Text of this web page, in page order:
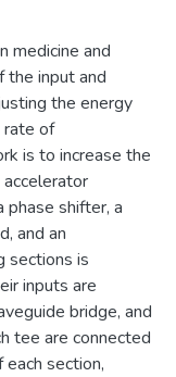
развитии и
у студентов
в избранной
саморазвития.
medicine and
the input and
the energy
rate of
is to increase the
phase shifter, a
and an
sections is
inputs are
bridge, and
tee are connected
section,